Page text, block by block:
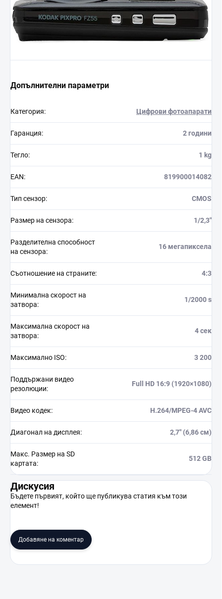
Допълнителни параметри
Категория: Цифрови фотоапарати
Гаранция: 2 години
Тегло: 1 kg
EAN: 819900014082
Тип сензор: CMOS
Размер на сензора: 1/2,3"
Разделителна способност
на сензора:
16 мегапиксела
Съотношение на страните: 4:3
Минимална скорост на
затвора:
1/2000 s
Максимална скорост на
затвора:
4 сек
Максимално ISO: 3 200
Поддържани видео
резолюции:
Full HD 16:9 (1920×1080)
Видео кодек: H.264/MPEG-4 AVC
Диагонал на дисплея: 2,7" (6,86 см)
Макс. Размер на SD
картата:
512 GB
Дискусия
Бъдете първият, който ще публикува статия към този
елемент!
Добавяне на коментар